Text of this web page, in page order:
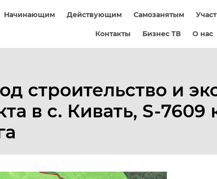
Начинающим Действующим Самозанятым
Контакты Бизнес ТВ О нас
строительство и
в с. Кивать, S-